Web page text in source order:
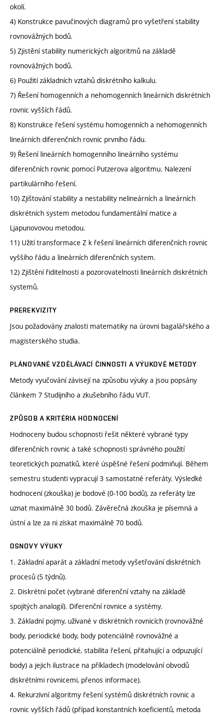
okolí.
4) Konstrukce pavučinových diagramů pro vyšetření stability
rovnovážných bodů.
5) Zjistění stability numerických algoritmů na základě
rovnovážných bodů.
6) Použití základních vztahů diskrétního kalkulu.
7) Řešení homogenních a nehomogenních lineárních diskrétních
rovnic vyšších řádů.
8) Konstrukce řešení systému homogenních a nehomogenních
lineárních diferenčních rovnic prvního řádu.
9) Řešení lineárních homogenního lineárního systému
diferenčních rovnic pomocí Putzerova algoritmu. Nalezení
partikulárního řešení.
10) Zjištování stability a nestability nelineárních a lineárních
diskrétních system metodou fundamentální matice a
Ljapunovovou metodou.
11) Užití transformace Z k řešení lineárních diferenčních rovnic
vyššího řádu a lineárních diferenčních system.
12) Zjištění řiditelnosti a pozorovatelnosti lineárních diskrétních
systemů.
PREREKVIZITY
Jsou požadovány znalosti matematiky na úrovni bagalářského a
magisterského studia.
PLÁNOVANÉ VZDĚLÁVACÍ ČINNOSTI A VÝUKOVÉ METODY
Metody vyučování závisejí na způsobu výuky a jsou popsány
článkem 7 Studijního a zkušebního řádu VUT.
ZPŮSOB A KRITÉRIA HODNOCENÍ
Hodnoceny budou schopnosti řešit některé vybrané typy
diferenčních rovnic a také schopnosti správného použití
teoretických poznatků, které úspěšné řešení podmiňují. Během
semestru studenti vypracují 3 samostatné referáty. Výsledké
hodnocení (zkouška) je bodové (0-100 bodů), za referáty lze
uznat maximálně 30 bodů. Závěrečná zkouška je písemná a
ústní a lze za ni získat maximálně 70 bodů.
OSNOVY VÝUKY
1. Základní aparát a základní metody vyšetřování diskrétních
procesů (5 týdnů).
2. Diskrétní počet (vybrané diferenční vztahy na základě
spojitých analogií). Diferenční rovnice a systémy.
3. Základní pojmy, užívané v diskrétních rovnicích (rovnovážné
body, periodické body, body potenciálně rovnovážné a
potenciálně periodické, stabilita řešení, přitahující a odpuzující
body) a jejich ilustrace na příkladech (modelování obvodů
diskrétními rovnicemi, přenos informace).
4. Rekurzivní algoritmy řešení systémů diskrétních rovnic a
rovnic vyšších řádů (případ konstantních koeficientů, metoda